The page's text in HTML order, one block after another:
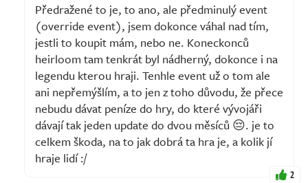
Předražené to je, to ano, ale předminulý event
(override event), jsem dokonce váhal nad tím,
jestli to koupit mám, nebo ne. Koneckonců
heirloom tam tenkrát byl nádherný, dokonce i na
legendu kterou hraji. Tenhle event už o tom ale
ani nepřemýšlím, a to jen z toho důvodu, že přece
nebudu dávat peníze do hry, do které vývojáři
dávají tak jeden update do dvou měsíců 😔. je to
celkem škoda, na to jak dobrá ta hra je, a kolik jí
hraje lidí :/
2